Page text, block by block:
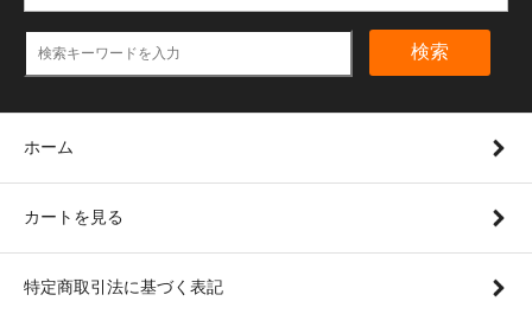
検索
ホーム
カートを見る
特定商取引法に基づく表記